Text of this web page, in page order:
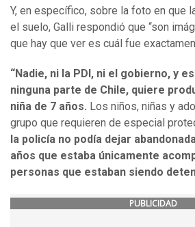
Y, en específico, sobre la foto en que
el suelo, Galli respondió que “son
que hay que ver es cuál fue
“Nadie, ni la PDI, ni el gobierno, y
ninguna parte de Chile, quiere
niña de 7 años. Los niños, niñas y
grupo que requieren de especial
la policía no podía dejar
años que estaba únicamente
personas que estaban siendo
PUBLICIDAD